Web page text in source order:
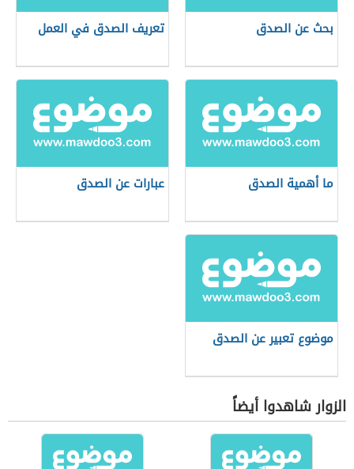
بحث عن الصدق تعريف الصدق في العمل
ما أهمية الصدق عبارات عن الصدق
موضوع تعبير عن الصدق
الزوار شاهدوا أيضاً